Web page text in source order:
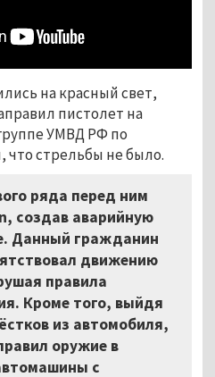
на красный свет,
пистолет на
УМВД РФ по
что стрельбы не было.
ряда перед ним
создав аварийную
Данный гражданин
движению
правила
Кроме того, выйдя
из автомобиля,
оружие в
с